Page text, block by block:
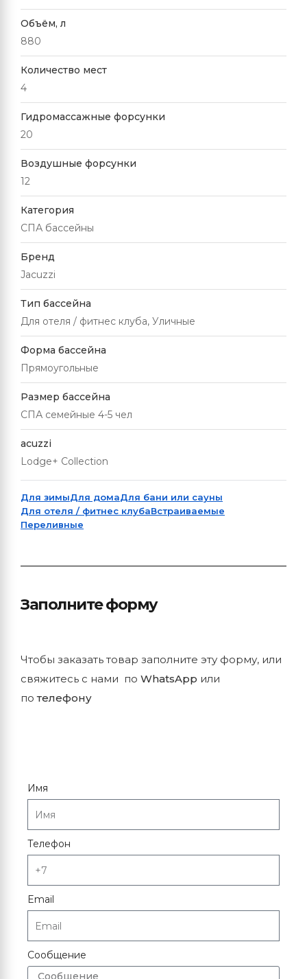
Объём, л
880
Количество мест
4
Гидромассажные форсунки
20
Воздушные форсунки
12
Категория
СПА бассейны
Бренд
Jacuzzi
Тип бассейна
Для отеля / фитнес клуба, Уличные
Форма бассейна
Прямоугольные
Размер бассейна
СПА семейные 4-5 чел
acuzzi
Lodge+ Collection
Для зимыДля домаДля бани или сауны
Для отеля / фитнес клубаВстраиваемые
Переливные
Заполните форму
Чтобы заказать товар заполните эту форму, или
свяжитесь с нами по WhatsApp или
потелефону
Имя
Телефон
Email
Сообщение